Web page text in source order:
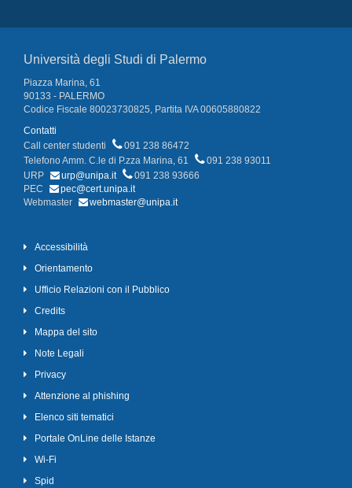
Università degli Studi di Palermo
Piazza Marina, 61
90133 - PALERMO
Codice Fiscale 80023730825, Partita IVA 00605880822
Contatti
Call center studenti
091 238 86472
Telefono Amm. C.le di P.zza Marina, 61
091 238 93011
URP
urp@unipa.it
091 238 93666
PEC
pec@cert.unipa.it
Webmaster
webmaster@unipa.it
Accessibilità
Orientamento
Ufficio Relazioni con il Pubblico
Credits
Mappa del sito
Note Legali
Privacy
Attenzione al phishing
Elenco siti tematici
Portale OnLine delle Istanze
Wi-Fi
Spid